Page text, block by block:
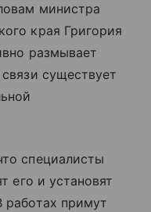
министра
края Григория
размывает
существует
специалисты
его и установят
примут